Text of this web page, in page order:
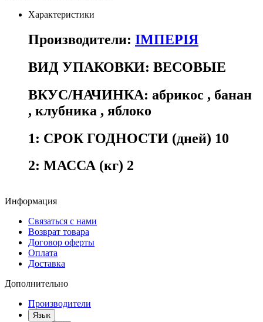
Характеристики
Производители: ІМПЕРІЯ
ВИД УПАКОВКИ: ВЕСОВЫЕ
ВКУС/НАЧИНКА: абрикос , банан
, клубника , яблоко
1: СРОК ГОДНОСТИ (дней) 10
2: МАССА (кг) 2
Информация
Связаться с нами
Возврат товара
Договор оферты
Оплата
Доставка
Дополнительно
Производители
Язык